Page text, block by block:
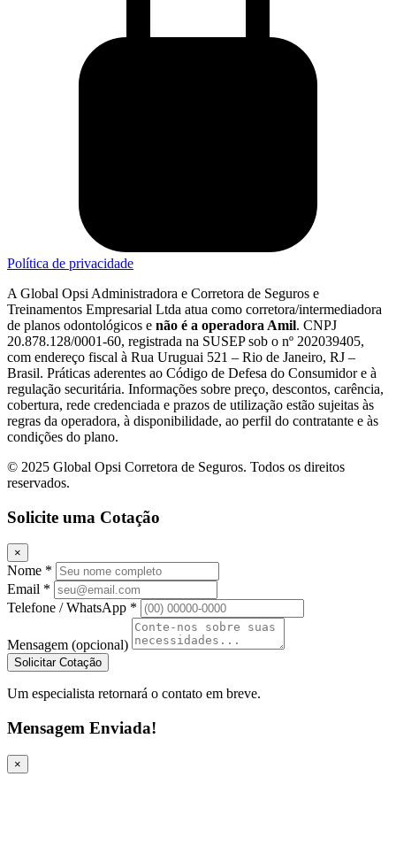
Política de privacidade
A Global Opsi Administradora e Corretora de Seguros e
Treinamentos Empresarial Ltda atua como corretora/intermediadora
de planos odontológicos e não é a operadora Amil. CNPJ
20.878.128/0001-60, registrada na SUSEP sob o nº 202039405,
com endereço fiscal à Rua Uruguai 521 – Rio de Janeiro, RJ –
Brasil. Práticas aderentes ao Código de Defesa do Consumidor e à
regulação securitária. Informações sobre preço, descontos, carência,
cobertura, rede credenciada e prazos de utilização estão sujeitas às
regras da operadora, à disponibilidade, ao perfil do contratante e às
condições do plano.
© 2025 Global Opsi Corretora de Seguros. Todos os direitos
reservados.
Solicite uma Cotação
×
Nome *
Email *
Telefone / WhatsApp *
Mensagem (opcional)
Solicitar Cotação
Um especialista retornará o contato em breve.
Mensagem Enviada!
×